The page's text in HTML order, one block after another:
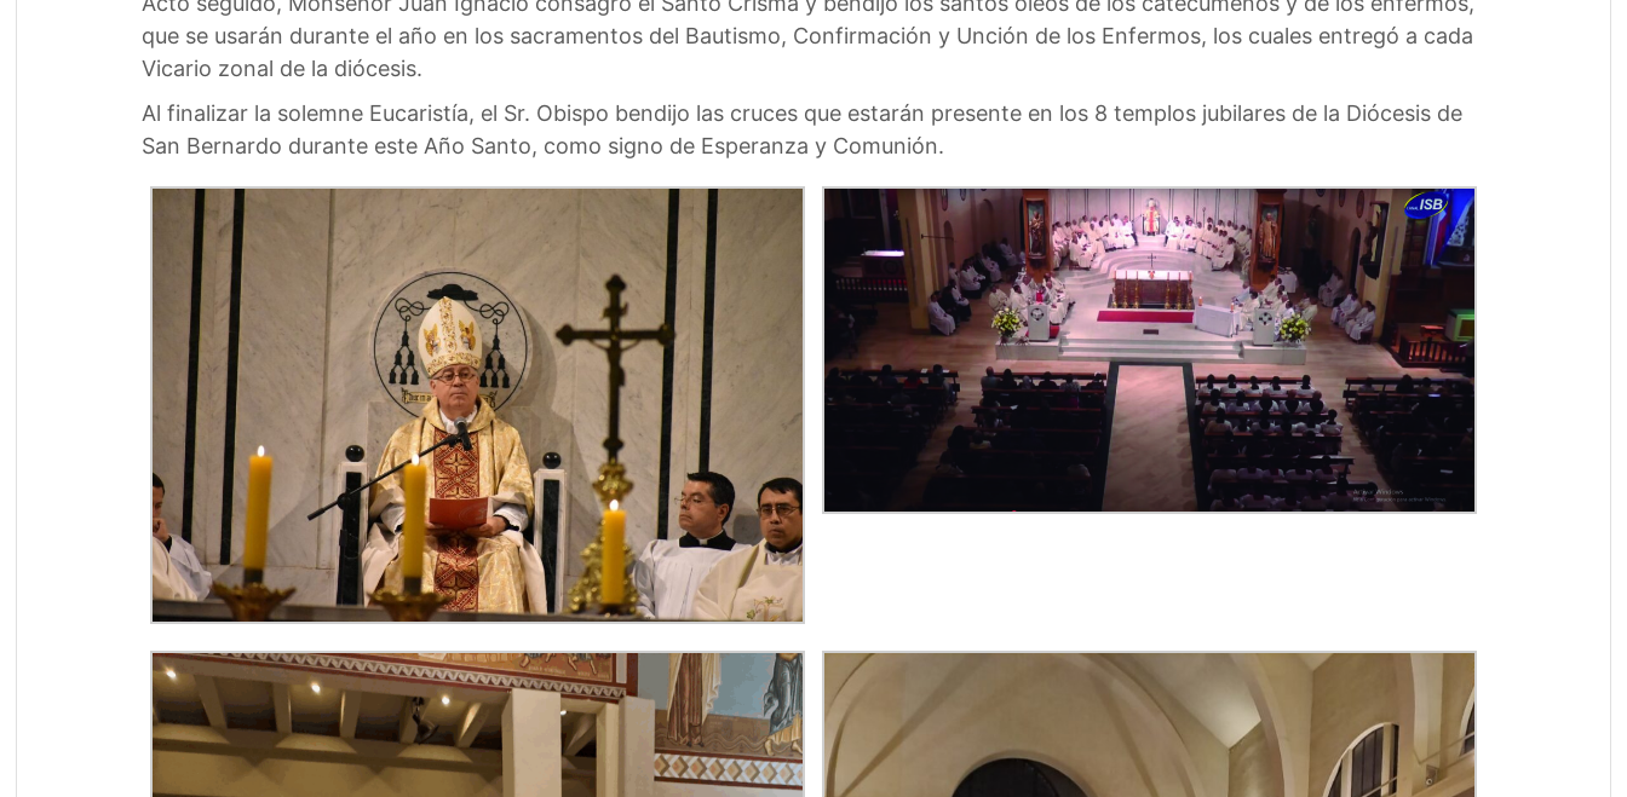
que se usarán durante el año en los sacramentos del Bautismo, Confirmación y Unción de los Enfermos, los cuales entregó a cada
Vicario zonal de la diócesis.
Al finalizar la solemne Eucaristía, el Sr. Obispo bendijo las cruces que estarán presente en los 8 templos jubilares de la Diócesis de
San Bernardo durante este Año Santo, como signo de Esperanza y Comunión.